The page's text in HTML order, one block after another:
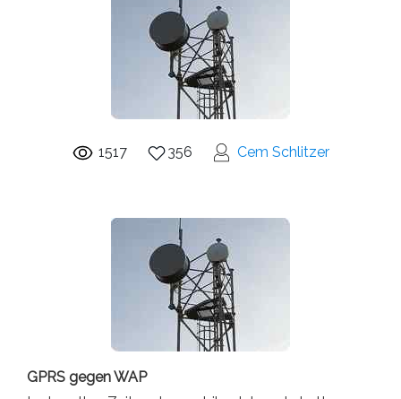
1517 356 Cem Schlitzer
GPRS gegen WAP